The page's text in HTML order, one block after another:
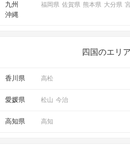
九州
沖縄
福岡県 佐賀県 熊本県 大分県
四国のエリ
香川県 高松
愛媛県 松山 今治
高知県 高知